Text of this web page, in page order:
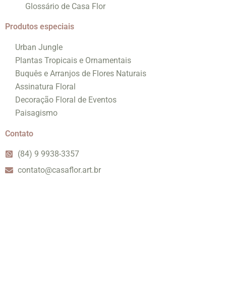
Glossário de Casa Flor
Produtos especiais
Urban Jungle
Plantas Tropicais e Ornamentais
Buquês e Arranjos de Flores Naturais
Assinatura Floral
Decoração Floral de Eventos
Paisagismo
Contato
(84) 9 9938-3357
contato@casaflor.art.br